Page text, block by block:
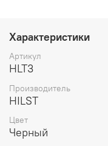
Характеристики
Артикул
HLT3
Производитель
HILST
Цвет
Черный